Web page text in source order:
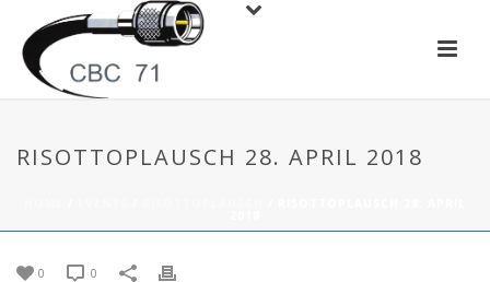
RISOTTOPLAUSCH 28. APRIL 2018
0 0